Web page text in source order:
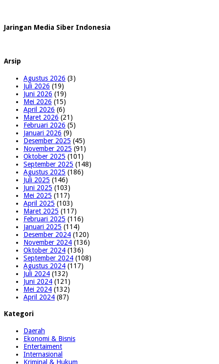
Jaringan Media Siber Indonesia
Arsip
Agustus 2026 (3)
Juli 2026 (19)
Juni 2026 (19)
Mei 2026 (15)
April 2026 (6)
Maret 2026 (21)
Februari 2026 (5)
Januari 2026 (9)
Desember 2025 (45)
November 2025 (91)
Oktober 2025 (101)
September 2025 (148)
Agustus 2025 (186)
Juli 2025 (146)
Juni 2025 (103)
Mei 2025 (117)
April 2025 (103)
Maret 2025 (117)
Februari 2025 (116)
Januari 2025 (114)
Desember 2024 (120)
November 2024 (136)
Oktober 2024 (136)
September 2024 (108)
Agustus 2024 (117)
Juli 2024 (132)
Juni 2024 (121)
Mei 2024 (132)
April 2024 (87)
Kategori
Daerah
Ekonomi & Bisnis
Entertaiment
Internasional
Kriminal & Hukum